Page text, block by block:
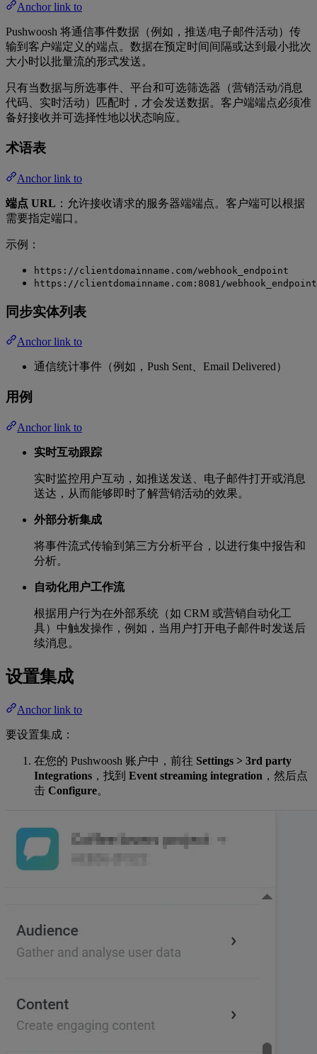
Anchor link to
Pushwoosh 将通信事件数据（例如，推送/电子邮件活动）传
输到客户端定义的端点。数据在预定时间间隔或达到最小批次
大小时以批量流的形式发送。
只有当数据与所选事件、平台和可选筛选器（营销活动/消息
代码、实时活动）匹配时，才会发送数据。客户端端点必须准
备好接收并可选择性地以状态响应。
术语表
Anchor link to
端点 URL ：允许接收请求的服务器端端点。客户端可以根据
需要指定端口。
示例：
https://clientdomainname.com/webhook_endpoint
https://clientdomainname.com:8081/webhook_endpoint
同步实体列表
Anchor link to
通信统计事件（例如，Push Sent、Email Delivered）
用例
Anchor link to
实时互动跟踪
实时监控用户互动，如推送发送、电子邮件打开或消息
送达，从而能够即时了解营销活动的效果。
外部分析集成
将事件流式传输到第三方分析平台，以进行集中报告和
分析。
自动化用户工作流
根据用户行为在外部系统（如 CRM 或营销自动化工
具）中触发操作，例如，当用户打开电子邮件时发送后
续消息。
设置集成
Anchor link to
要设置集成：
在您的 Pushwoosh 账户中，前往 Settings > 3rd party
Integrations ，找到 Event streaming integration ，然后点
击 Configure。